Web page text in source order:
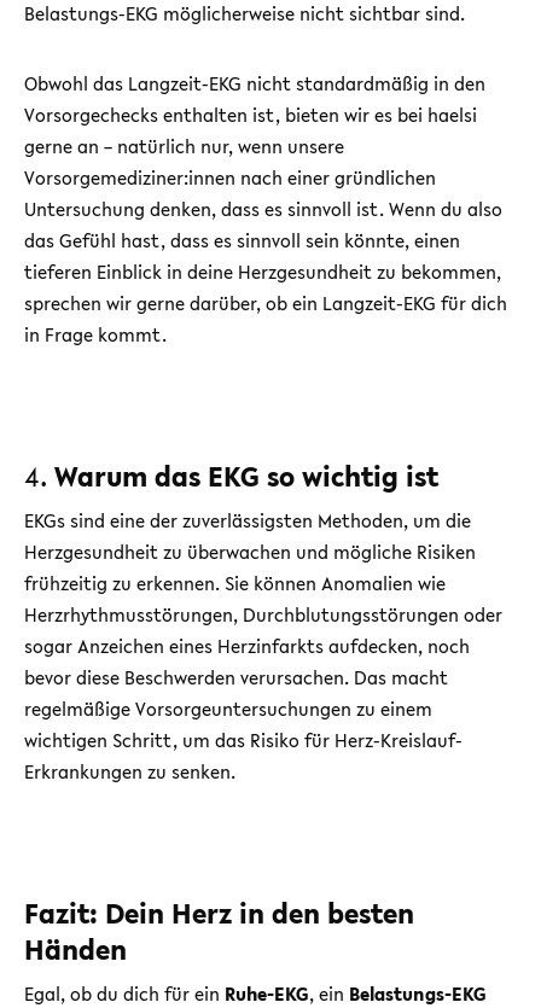
Belastungs-EKG möglicherweise nicht sichtbar sind.
Obwohl das Langzeit-EKG nicht standardmäßig in den
Vorsorgechecks enthalten ist, bieten wir es bei haelsi
gerne an – natürlich nur, wenn unsere
Vorsorgemediziner:innen nach einer gründlichen
Untersuchung denken, dass es sinnvoll ist. Wenn du also
das Gefühl hast, dass es sinnvoll sein könnte, einen
tieferen Einblick in deine Herzgesundheit zu bekommen,
sprechen wir gerne darüber, ob ein Langzeit-EKG für dich
in Frage kommt.
4. Warum das EKG so wichtig ist
EKGs sind eine der zuverlässigsten Methoden, um die
Herzgesundheit zu überwachen und mögliche Risiken
frühzeitig zu erkennen. Sie können Anomalien wie
Herzrhythmusstörungen, Durchblutungsstörungen oder
sogar Anzeichen eines Herzinfarkts aufdecken, noch
bevor diese Beschwerden verursachen. Das macht
regelmäßige Vorsorgeuntersuchungen zu einem
wichtigen Schritt, um das Risiko für Herz-Kreislauf-
Erkrankungen zu senken.
Fazit: Dein Herz in den besten
Händen
Egal, ob du dich für ein Ruhe-EKG, ein Belastungs-EKG